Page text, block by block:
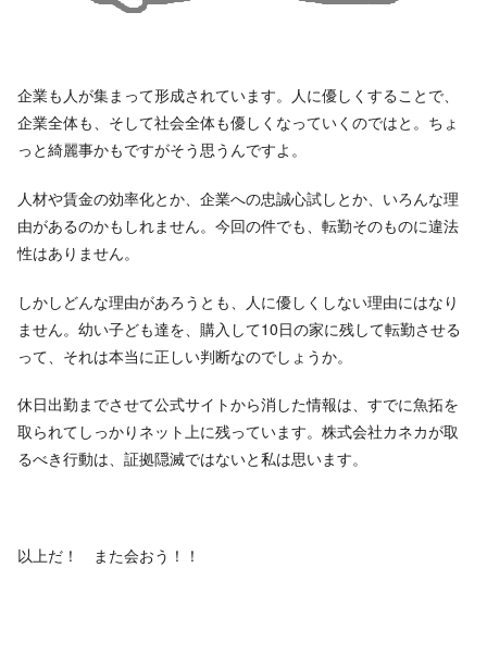
企業も人が集まって形成されています。人に優しくすることで、
企業全体も、そして社会全体も優しくなっていくのではと。ちょ
っと綺麗事かもですがそう思うんですよ。
人材や賃金の効率化とか、企業への忠誠心試しとか、いろんな理
由があるのかもしれません。今回の件でも、転勤そのものに違法
性はありません。
しかしどんな理由があろうとも、人に優しくしない理由にはなり
ません。幼い子ども達を、購入して10日の家に残して転勤させる
って、それは本当に正しい判断なのでしょうか。
休日出勤までさせて公式サイトから消した情報は、すでに魚拓を
取られてしっかりネット上に残っています。株式会社カネカが取
るべき行動は、証拠隠滅ではないと私は思います。
以上だ！ また会おう！！